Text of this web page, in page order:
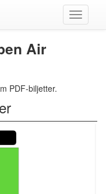
Växla
meny
Air
PDF-biljetter.